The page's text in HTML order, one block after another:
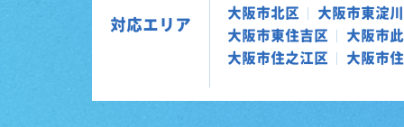
対応エリア
大阪市北区
大阪市東淀
大阪市東住吉区
大阪市
大阪市住之江区
大阪市